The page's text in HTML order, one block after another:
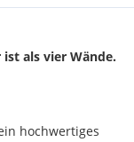
als vier Wände.
hochwertiges